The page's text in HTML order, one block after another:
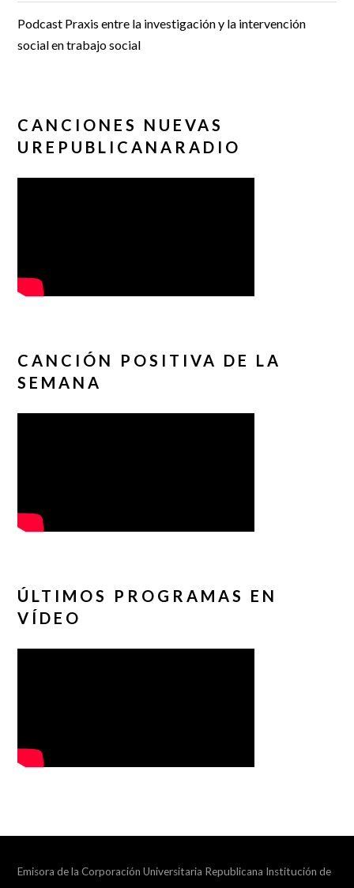
Podcast Praxis entre la investigación y la intervención
social en trabajo social
CANCIONES NUEVAS
UREPUBLICANARADIO
CANCIÓN POSITIVA DE LA
SEMANA
ÚLTIMOS PROGRAMAS EN
VÍDEO
Emisora de la Corporación Universitaria Republicana Institución de